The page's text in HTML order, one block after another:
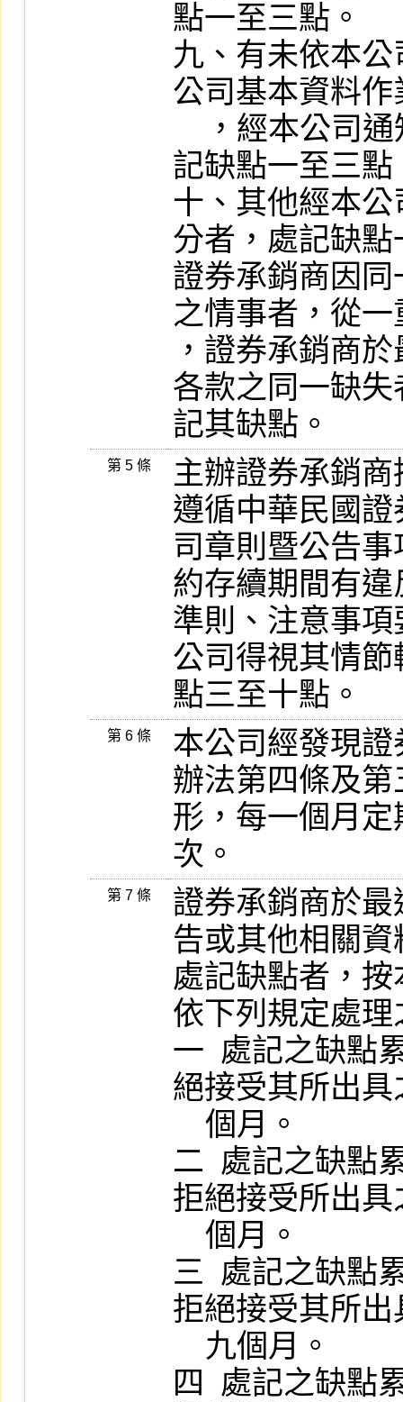
點一至三點。
九、有未依本
公司基本資料
記缺點一至三點
十、其他經本
分者，處記缺
證券承銷商因
之情事者，從
，證券承銷商
各款之同一缺
記其缺點。
第 5 條
主辦證券承銷
遵循中華民國
司章則暨公告
約存續期間有
準則、注意事
公司得視其情
點三至十點。
第 6 條
本公司經發現
辦法第四條及
形，每一個月
次。
第 7 條
證券承銷商於
告或其他相關
處記缺點者，
依下列規定處理
一  處記之缺點
絕接受其所出
二  處記之缺點
拒絕接受所出
三  處記之缺點
拒絕接受其所
四  處記之缺點